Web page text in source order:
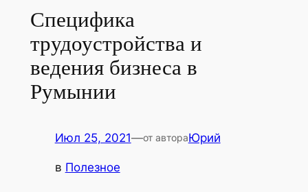
Специфика
трудоустройства и
ведения бизнеса в
Румынии
Июл 25, 2021—от автораЮрий
в Полезное